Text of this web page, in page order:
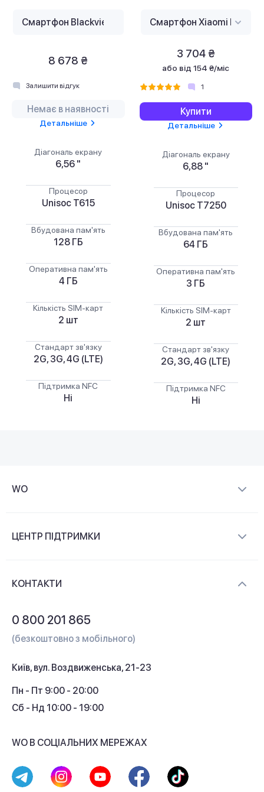
8 678 ₴
Залишити відгук
Немає в наявності
Детальніше
Діагональ екрану
6,56 "
Процесор
Unisoc T615
Вбудована пам'ять
128 ГБ
Оперативна пам'ять
4 ГБ
Кількість SIM-карт
2 шт
Стандарт зв'язку
2G, 3G, 4G (LTE)
Підтримка NFC
Ні
3 704 ₴
або від 154 ₴/міс
1
Купити
Детальніше
Діагональ екрану
6,88 "
Процесор
Unisoc T7250
Вбудована пам'ять
64 ГБ
Оперативна пам'ять
3 ГБ
Кількість SIM-карт
2 шт
Стандарт зв'язку
2G, 3G, 4G (LTE)
Підтримка NFC
Ні
WO
Контакти
ЦЕНТР ПІДТРИМКИ
Кешбек
КОНТАКТИ
0 800 201 865
(безкоштовно з мобільного)
Київ, вул. Воздвиженська, 21-23
Пн - Пт 9:00 - 20:00
Сб - Нд 10:00 - 19:00
WO В СОЦІАЛЬНИХ МЕРЕЖАХ